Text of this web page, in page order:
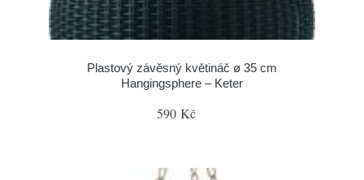
Plastový závěsný květináč ø 35 cm
Hangingsphere – Keter
590 Kč